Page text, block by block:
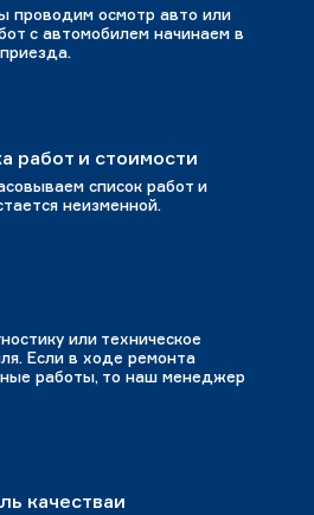
проводим осмотр авто или
с автомобилем начинаем в
работ и стоимости
список работ и
неизменной.
или техническое
Если в ходе ремонта
работы, то наш менеджер
качестваи